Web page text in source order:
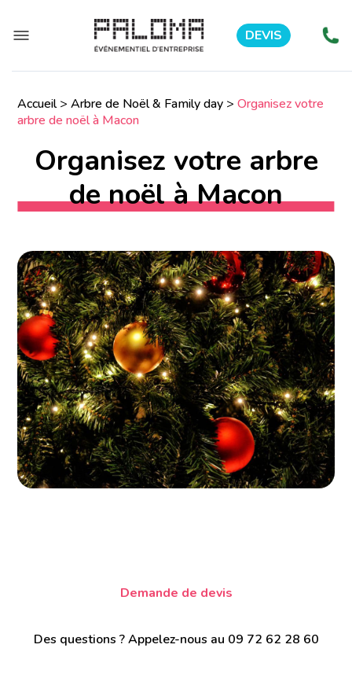
DEVIS
Accueil>Arbre de Noël & Family day >Organisez votre
arbre de noël à Macon
Organisez votre arbre
de noël à Macon
Demande de devis
Des questions ? Appelez-nous au 09 72 62 28 60